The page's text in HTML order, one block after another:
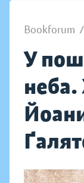
Bookforum /
У
неба.